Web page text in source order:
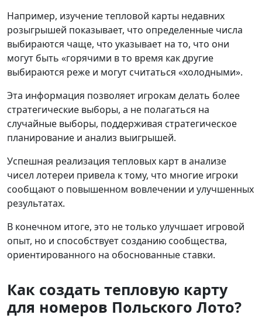
Например, изучение тепловой карты недавних
розыгрышей показывает, что определенные числа
выбираются чаще, что указывает на то, что они
могут быть «горячими в то время как другие
выбираются реже и могут считаться «холодными».
Эта информация позволяет игрокам делать более
стратегические выборы, а не полагаться на
случайные выборы, поддерживая стратегическое
планирование и анализ выигрышей.
Успешная реализация тепловых карт в анализе
чисел лотереи привела к тому, что многие игроки
сообщают о повышенном вовлечении и улучшенных
результатах.
В конечном итоге, это не только улучшает игровой
опыт, но и способствует созданию сообщества,
ориентированного на обоснованные ставки.
Как создать тепловую карту
для номеров Польского Лото?